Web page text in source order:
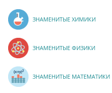
ЗНАМЕНИТЫЕ ХИМИКИ
ЗНАМЕНИТЫЕ ФИЗИКИ
ЗНАМЕНИТЫЕ МАТЕМАТИКИ